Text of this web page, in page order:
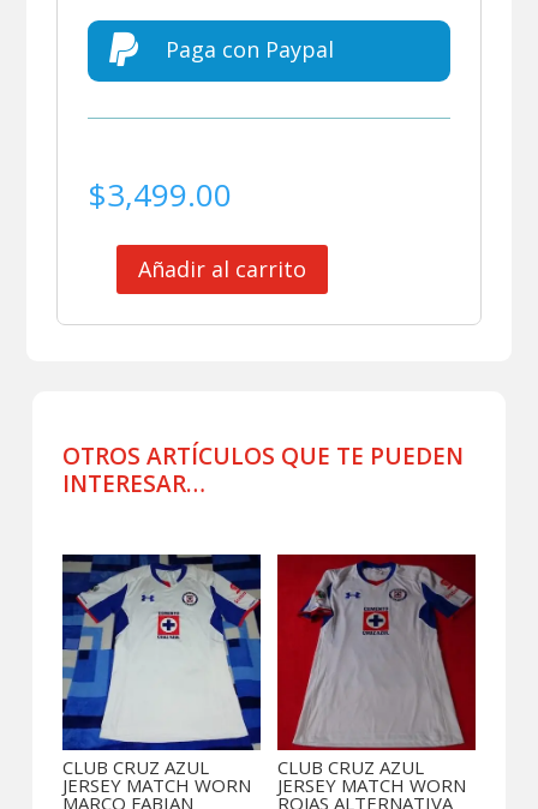
 Paga con Paypal
$3,499.00
ATLANTE
cantidad
Añadir al carrito
OTROS ARTÍCULOS QUE TE PUEDEN
INTERESAR…
CLUB CRUZ AZUL
JERSEY MATCH WORN
MARCO FABIAN
CLUB CRUZ AZUL
JERSEY MATCH WORN
ROJAS ALTERNATIVA